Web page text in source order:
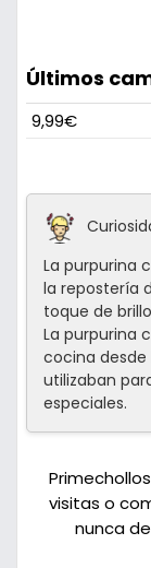
Últimos
9,99€
La purpurina
la repostería
toque de
La purpurina
cocina desde
utilizaban
especiales.
visitas o
nunca